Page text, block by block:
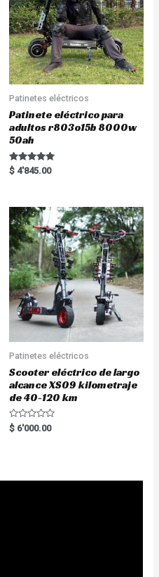
Patinetes eléctricos
Patinete eléctrico para
adultos r803o15b 8000w
50ah
Rated
5.00
$ 4'845.00
Patinetes eléctricos
Scooter eléctrico de largo
alcance XS09 kilometraje
de 40-120 km
R
a
$ 6'000.00